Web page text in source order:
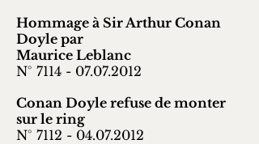
Hommage à Sir Arthur Conan
Doyle par
Maurice Leblanc
N° 7114 - 07.07.2012
Conan Doyle refuse de monter
sur le ring
N° 7112 - 04.07.2012